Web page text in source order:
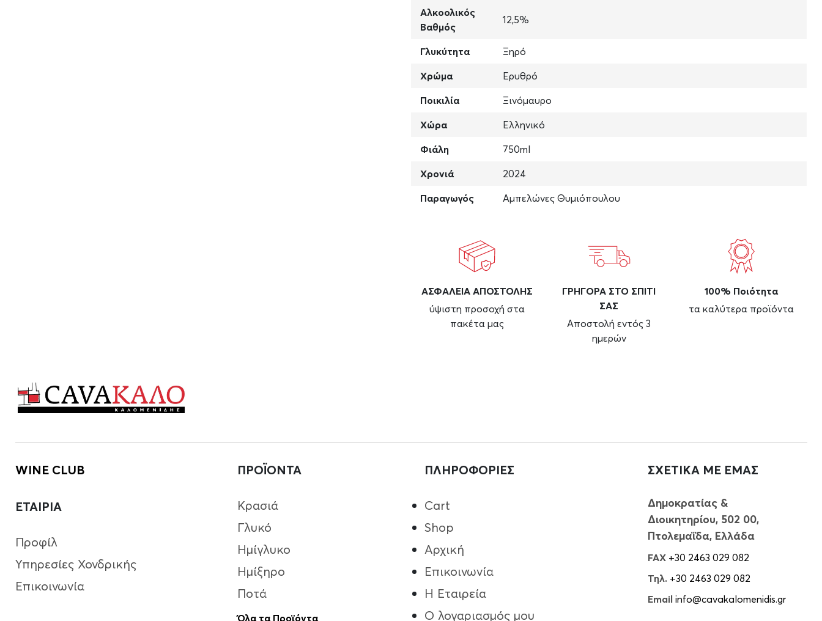
Αλκοολικός
Βαθμός
12,5%
Γλυκύτητα
Ξηρό
Χρώμα
Ερυθρό
Ποικιλία
Ξινόμαυρο
Χώρα
Ελληνικό
Φιάλη
750ml
Χρονιά
2024
Παραγωγός
Αμπελώνες Θυμιόπουλου
ΑΣΦAΛΕΙΑ ΑΠΟΣΤΟΛΗΣ
ύψιστη προσοχή στα
πακέτα μας
ΓΡΗΓΟΡΑ ΣΤΟ ΣΠΙΤΙ
ΣΑΣ
Αποστολή εντός 3
ημερών
100% Ποιότητα
τα καλύτερα προϊόντα
WINE CLUB
ΕΤΑΙΡΙΑ
Προφίλ
Υπηρεσίες Χονδρικής
Επικοινωνία
ΠΡΟΪΟΝΤΑ
Κρασιά
Γλυκό
Ημίγλυκο
Ημίξηρο
Ποτά
Όλα τα Προϊόντα
ΠΛΗΡΟΦΟΡΙΕΣ
Cart
Shop
Αρχική
Επικοινωνία
Η Εταιρεία
Ο λογαριασμός μου
ΣΧΕΤΙΚΑ ΜΕ ΕΜΑΣ
Δημοκρατίας &
Διοικητηρίου, 502 00,
Πτολεμαΐδα, Ελλάδα
FAX +30 2463 029 082
Τηλ. +30 2463 029 082
Email info@cavakalomenidis.gr